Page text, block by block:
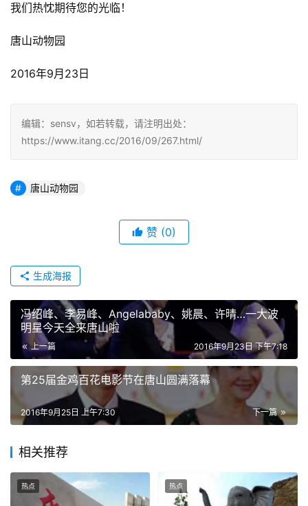
我们热忱期待您的光临！
唐山动物园
2016年9月23日
编辑：sensv，如若转载，请注明出处：
https://www.itang.cc/2016/09/267.html/
唐山动物园
赞 (0)
生成海报
冯绍峰、李易峰、Angelababy、姚晨、许晴…一大波
明星今天全来唐山啦
上一篇 2016年9月23日 下午7:18
第25届金鸡百花电影节在唐山圆满落幕
下一篇
2016年9月25日 上午7:30
相关推荐
热点 热点